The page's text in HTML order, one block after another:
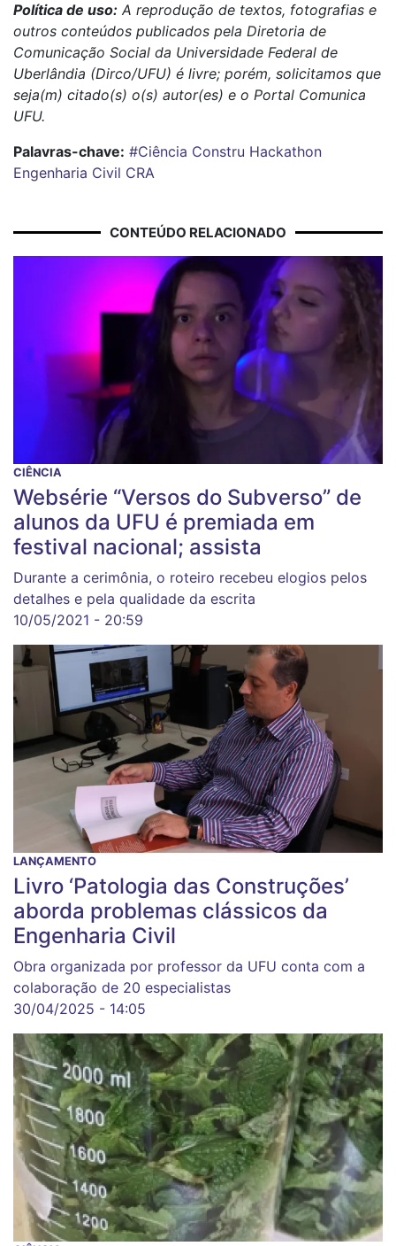
Política de uso: A reprodução de textos, fotografias e
outros conteúdos publicados pela Diretoria de
Comunicação Social da Universidade Federal de
Uberlândia (Dirco/UFU) é livre; porém, solicitamos que
seja(m) citado(s) o(s) autor(es) e o Portal Comunica
UFU.
Palavras-chave: #Ciência Constru Hackathon
Engenharia Civil CRA
CONTEÚDO RELACIONADO
CIÊNCIA
Websérie “Versos do Subverso” de
alunos da UFU é premiada em
festival nacional; assista
Durante a cerimônia, o roteiro recebeu elogios pelos
detalhes e pela qualidade da escrita
10/05/2021 - 20:59
LANÇAMENTO
Livro ‘Patologia das Construções’
aborda problemas clássicos da
Engenharia Civil
Obra organizada por professor da UFU conta com a
colaboração de 20 especialistas
30/04/2025 - 14:05